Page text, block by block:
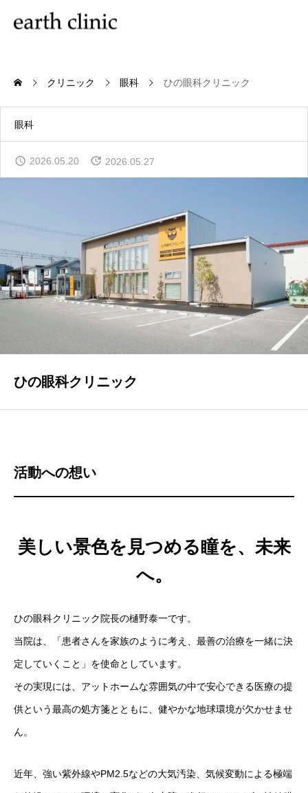
クリニック 眼科 ひの眼科クリニック
眼科
2026.05.20 2026.05.27
ひの眼科クリニック
活動への想い
美しい景色を見つめる瞳を、未来
へ。
ひの眼科クリニック院長の樋野泰一です。
当院は、「患者さんを家族のように考え、最善の治療を一緒に決
定していくこと」を使命としています。
その実現には、アットホームな雰囲気の中で安心できる医療の提
供という最高の処方箋とともに、健やかな地球環境が欠かせませ
ん。
近年、強い紫外線やPM2.5などの大気汚染、気候変動による極端